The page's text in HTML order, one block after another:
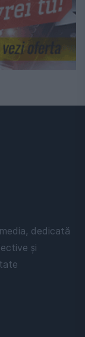
dedicată
și